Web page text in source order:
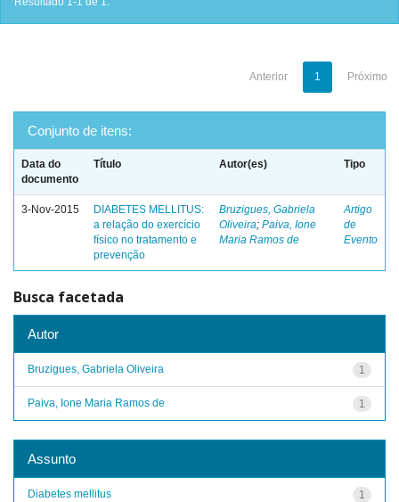
Anterior 1 Próximo
Conjunto de itens:
Data do
documento
Título Autor(es) Tipo
3-Nov-2015
DIABETES MELLITUS:
a relação do exercício
físico no tratamento e
prevenção
Bruzigues, Gabriela
Oliveira; Paiva, Ione
Maria Ramos de
Artigo
de
Evento
Busca facetada
Autor
1
Bruzigues, Gabriela Oliveira
1
Paiva, Ione Maria Ramos de
Assunto
1
Diabetes mellitus